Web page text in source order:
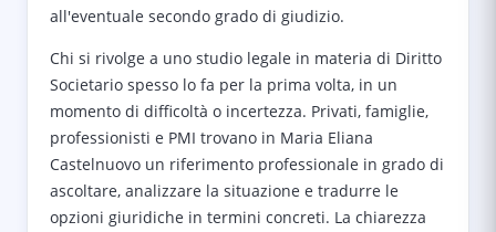
all'eventuale secondo grado di giudizio.
Chi si rivolge a uno studio legale in materia di Diritto
Societario spesso lo fa per la prima volta, in un
momento di difficoltà o incertezza. Privati, famiglie,
professionisti e PMI trovano in Maria Eliana
Castelnuovo un riferimento professionale in grado di
ascoltare, analizzare la situazione e tradurre le
opzioni giuridiche in termini concreti. La chiarezza